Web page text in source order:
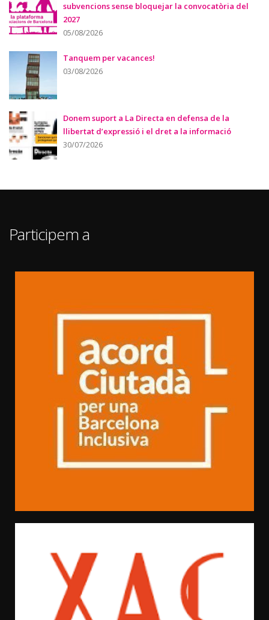
subvencions sense bloquejar la convocatòria del
2027
05/08/2026
Tanquem per vacances!
03/08/2026
Donem suport a La Directa en defensa de la
llibertat d’expressió i el dret a la informació
30/07/2026
Participem a